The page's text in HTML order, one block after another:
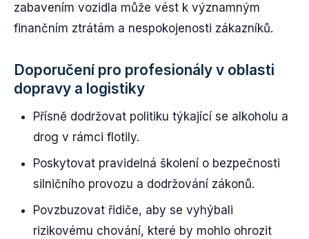
zabavením vozidla může vést k významným
finančním ztrátám a nespokojenosti zákazníků.
Doporučení pro profesionály v oblasti
dopravy a logistiky
Přísně dodržovat politiku týkající se alkoholu a
drog v rámci flotily.
Poskytovat pravidelná školení o bezpečnosti
silničního provozu a dodržování zákonů.
Povzbuzovat řidiče, aby se vyhýbali
rizikovému chování, které by mohlo ohrozit